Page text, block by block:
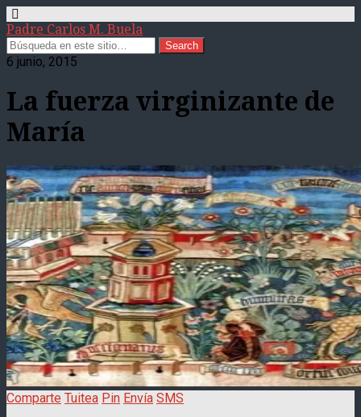
Padre Carlos M. Buela
6 junio, 2015
La fuerza virginizante de
María
Comparte Tuitea Pin Envía SMS